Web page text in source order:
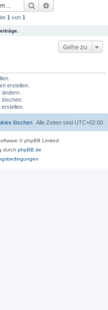
Suche
1 von 1
Gehe zu
erstellen.
ändern.
löschen.
Alle Zeiten sind UTC+02:00
löschen
© phpBB Limited
durch phpBB.de